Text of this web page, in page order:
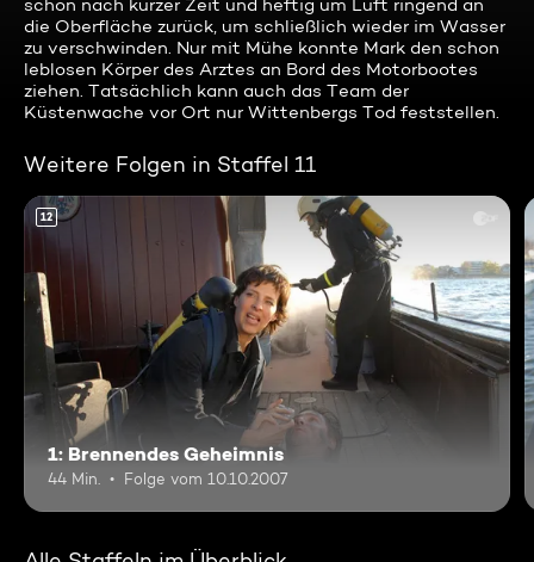
schon nach kurzer Zeit und heftig um Luft ringend an
die Oberfläche zurück, um schließlich wieder im Wasser
zu verschwinden. Nur mit Mühe konnte Mark den schon
leblosen Körper des Arztes an Bord des Motorbootes
ziehen. Tatsächlich kann auch das Team der
Küstenwache vor Ort nur Wittenbergs Tod feststellen.
Weitere Folgen in Staffel 11
12
1: Brennendes Geheimnis
44 Min. Folge vom 10.10.2007